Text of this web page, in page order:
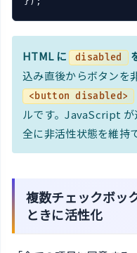
HTML に disabled
込み直後からボタンを
<button disabled>
ルです。JavaScript が
全に非活性状態を維持
複数チェックボッ
ときに活性化